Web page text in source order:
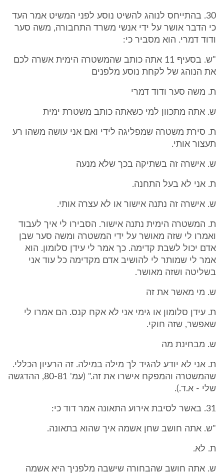
30. בהתייחס לנוהג להשיט נוסע לפני המשיט אמר העד
כי הדבר אושר על ידי אנשי משרד התחבורה, משה סער
ודוד דמרי. הוא מסביר כי:
"ש. בסעיף 11 אתה כותב שהמשטרה הימית אשרה לכם
את הנוהג של לקחת נוסע מלפנים
ת. משה סער ודוד דמרי
ש. אתה מתכוון למי כשאתה כותב משטרת ימית
ת. סירת משטרה שמפליגה לידי ואם אני עושה משהו רע
תעצור אותי.
ש. אישרה זה בשתיקה בכך שלא מנעה
ת. אני לא בעל התחנה.
ש. אישרה זה נתנה אישור או לא עצרה אותי.
ת. המשטרה הימית נתנה אישור. הסבירו לי איך לעבוד
ואמרו לי שזה מאושר על ידי המשטרה ומשה סער שבן
אדם יכול לשבת קדימה. כך אמר לי עידן סלומון. הוא
אמר לי שמותר לי להושיב אדם מקדימה כל עוד אני
בשליטה ושזה מאושר.
ש. מי מאשר את זה
ת. עידן סלומון או גימי אני לא אקח קנס. הם אמרו לי
שאפשר, שזה חוקי.
ש. מבחינת מה
ת. אני לא יודע להגיד לך מילה במילה. זה הרעיון הכללי.
שהמשטרה והמפקח אישרו את זה." (עמ' 80-81, ההדגשה
שלי - א.ד.).
31. באשר לסיבת אירוע התאונה אמר דוד כי:
"ש. אתה חושב שחן אשמה איך שהוא בתאונה.
ת. לא.
ש. אתה חושב שהבחורה שישבה מלפניך היא אשמה